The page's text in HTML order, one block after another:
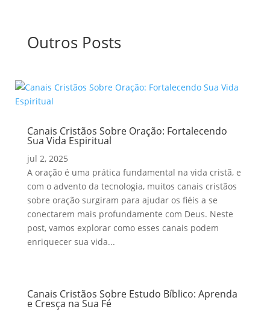
Outros Posts
Canais Cristãos Sobre Oração: Fortalecendo
Sua Vida Espiritual
jul 2, 2025
A oração é uma prática fundamental na vida cristã, e
com o advento da tecnologia, muitos canais cristãos
sobre oração surgiram para ajudar os fiéis a se
conectarem mais profundamente com Deus. Neste
post, vamos explorar como esses canais podem
enriquecer sua vida...
Canais Cristãos Sobre Estudo Bíblico: Aprenda
e Cresça na Sua Fé